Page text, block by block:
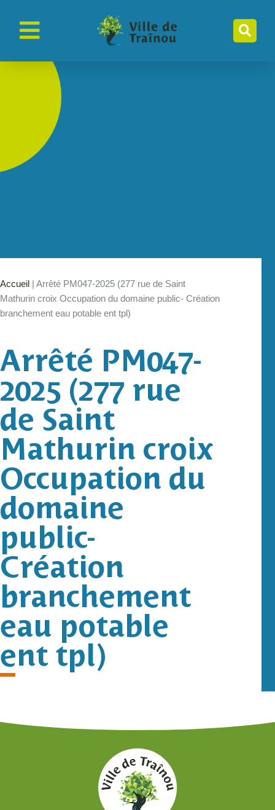
Accueil | Arrêté PM047-2025 (277 rue de Saint
Mathurin croix Occupation du domaine public- Création
branchement eau potable ent tpl)
Arrêté PM047-
2025 (277 rue
de Saint
Mathurin croix
Occupation du
domaine
public-
Création
branchement
eau potable
ent tpl)